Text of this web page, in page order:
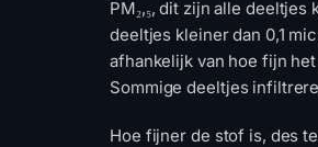
PM₂,₅, dit zijn alle
deeltjes kleiner dan 0,1
afhankelijk van hoe fijn
Sommige deeltjes
Hoe fijner de stof is, des